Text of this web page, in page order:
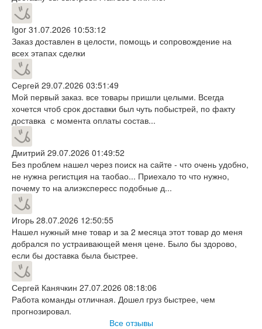
Igor 31.07.2026 10:53:12
Заказ доставлен в целости, помощь и сопровождение на
всех этапах сделки
Сергей 29.07.2026 03:51:49
Мой первый заказ. все товары пришли целыми. Всегда
хочется чтоб срок доставки был чуть побыстрей, по факту
доставка с момента оплаты состав...
Дмитрий 29.07.2026 01:49:52
Без проблем нашел через поиск на сайте - что очень удобно,
не нужна регистция на таобао... Приехало то что нужно,
почему то на алиэкспересс подобные д...
Игорь 28.07.2026 12:50:55
Нашел нужный мне товар и за 2 месяца этот товар до меня
добрался по устраивающей меня цене. Было бы здорово,
если бы доставка была быстрее.
Сергей Канячкин 27.07.2026 08:18:06
Работа команды отличная. Дошел груз быстрее, чем
прогнозировал.
Все отзывы